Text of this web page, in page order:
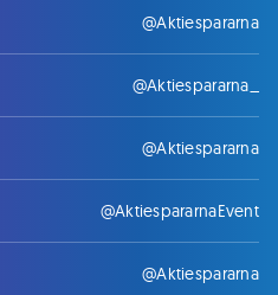
@Aktiespararna
@Aktiespararna_
@Aktiespararna
@AktiespararnaEvent
@Aktiespararna